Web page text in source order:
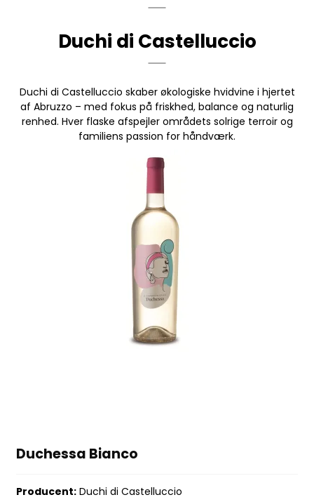
Duchi di Castelluccio
Duchi di Castelluccio skaber økologiske hvidvine i hjertet
af Abruzzo – med fokus på friskhed, balance og naturlig
renhed. Hver flaske afspejler områdets solrige terroir og
familiens passion for håndværk.
Duchessa Bianco
Producent: Duchi di Castelluccio